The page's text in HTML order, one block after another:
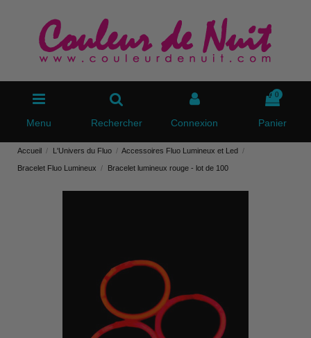
Menu Rechercher Connexion
0
Panier
Accueil L'Univers du Fluo Accessoires Fluo Lumineux et Led
Bracelet Fluo Lumineux Bracelet lumineux rouge - lot de 100